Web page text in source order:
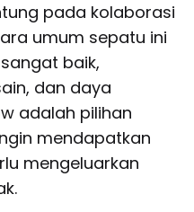
pada kolaborasi
umum sepatu ini
baik,
dan daya
adalah pilihan
mendapatkan
mengeluarkan